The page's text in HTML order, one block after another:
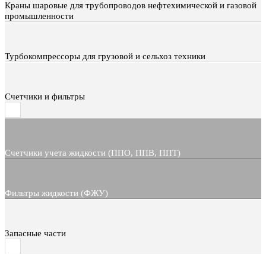
Краны шаровые для трубопроводов нефтехимической и газовой
промышленности
Турбокомпрессоры для грузовой и сельхоз техники
Счетчики и фильтры
Счетчики учета жидкости (ППО, ППВ, ППТ)
Фильтры жидкости (ФЖУ)
Запасные части